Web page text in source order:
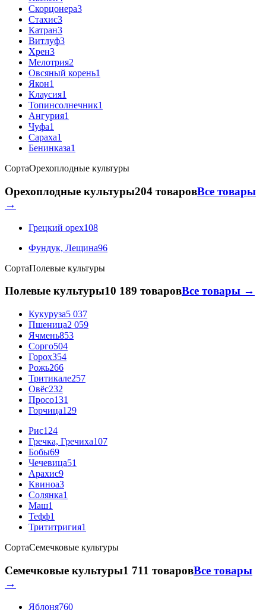
Скорцонера3
Стахис3
Катран3
Витлуф3
Хрен3
Мелотрия2
Овсяный корень1
Якон1
Клаусия1
Топинсолнечник1
Ангурия1
Чуфа1
Сараха1
Бенинказа1
СортаОрехоплодные культуры
Орехоплодные культуры204 товаровВсе товары
→
Грецкий орех108
Фундук, Лещина96
СортаПолевые культуры
Полевые культуры10 189 товаровВсе товары →
Кукуруза5 037
Пшеница2 059
Ячмень853
Сорго504
Горох354
Рожь266
Тритикале257
Овёс232
Просо131
Горчица129
Рис124
Гречка, Гречиха107
Бобы69
Чечевица51
Арахис9
Квиноа3
Солянка1
Маш1
Тефф1
Трититригия1
СортаСемечковые культуры
Семечковые культуры1 711 товаровВсе товары
→
Яблоня760